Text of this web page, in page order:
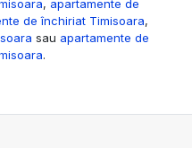
, apartamente de
de închiriat Timisoara,
sau apartamente de
.